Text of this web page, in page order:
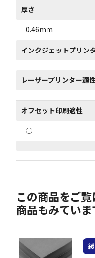
厚さ
0.46mm
インクジェットプリン
レーザープリンター適
オフセット印刷適性
○
この商品をご
商品もみていま